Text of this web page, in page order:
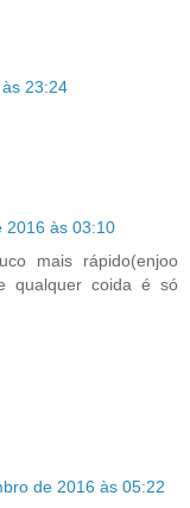
23:24
2016 às 03:10
mais rápido(enjoo
qualquer coida é só
de 2016 às 05:22